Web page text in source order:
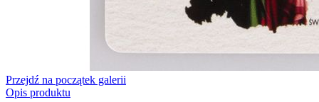
Przejdź na początek galerii
Opis produktu